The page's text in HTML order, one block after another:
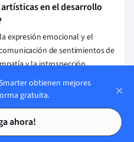
de estudio
de estudio
en el desarrollo
expresión emocional y el
de sentimientos de
y la introspección,
emociones complejas.
reduciendo el estrés y
artísticas y la
obtienen mejores
gratuita.
ahora!